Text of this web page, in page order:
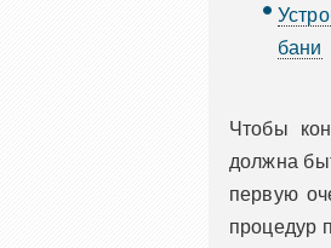
бани
Чтобы
должна
первую
процедур